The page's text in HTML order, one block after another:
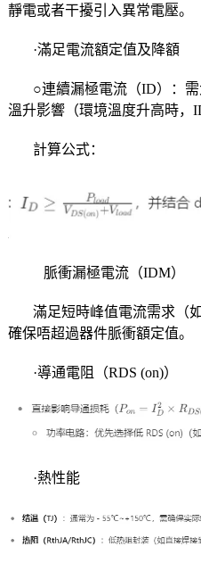
靜電或者干擾引入異常電壓。
·滿足電流額定值及降額
○連續漏極電流（ID）：
溫升影響（環境溫度升高時，
計算公式：
脈衝漏極電流（IDM）
滿足短時峰值電流需求（
確保唔超過器件脈衝額定值。
·導通電阻（RDS (on)）
·熱性能